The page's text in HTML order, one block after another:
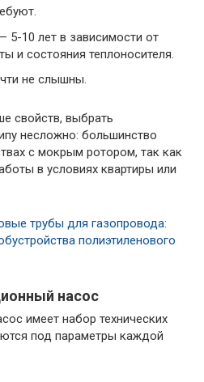
5-10 лет в зависимости от
и состояния теплоносителя.
не слышны.
свойств, выбрать
несложно: большинство
с мокрым ротором, так как
в условиях квартиры или
трубы для газопровода:
полиэтиленового
насос
имеет набор технических
под параметры каждой